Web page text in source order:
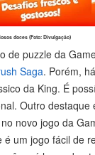
doces (Foto: Divulgação)
de puzzle da
Saga. Porém,
da King. É
Outro destaque
novo jogo da
é um jogo fácil de